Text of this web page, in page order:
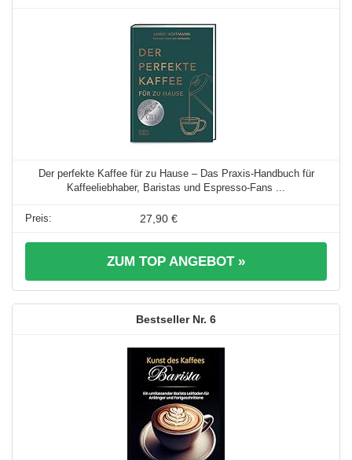
Der perfekte Kaffee für zu Hause – Das Praxis-Handbuch für
Kaffeeliebhaber, Baristas und Espresso-Fans ...
27,90 €
ZUM TOP ANGEBOT »
6